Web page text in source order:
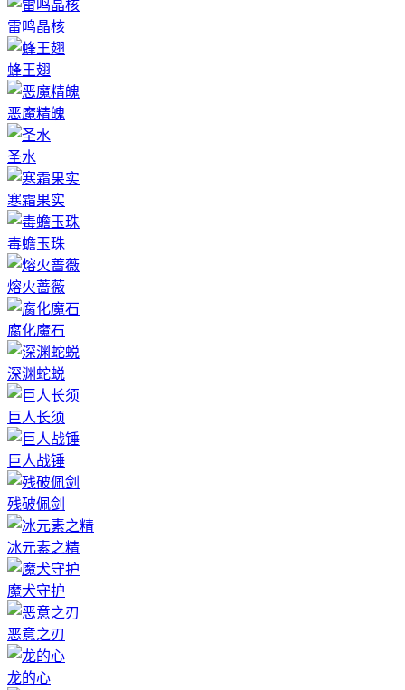
雷鸣晶核
蜂王翅
恶魔精魄
圣水
寒霜果实
毒蟾玉珠
熔火蔷薇
腐化魔石
深渊蛇蜕
巨人长须
巨人战锤
残破佩剑
冰元素之精
魔犬守护
恶意之刃
龙的心